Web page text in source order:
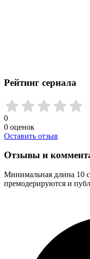
Рейтинг сериала
0
0 оценок
Оставить отзыв
Отзывы и
Минимальная длина 10
премодерируются и